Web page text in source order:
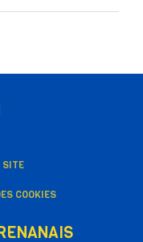
SITE
COOKIES